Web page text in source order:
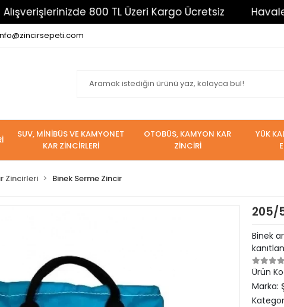
800 TL Üzeri Kargo Ücretsiz Havale İle
SUV, MİNİBÜS VE KAMYONET
KAR ZİNCİRLERİ
OTOBÜS, KAMYON KAR
ZİNCİRİ
YÜK
Zincirleri Binek Serme Zincir
205/
Binek
Ürün
Marka: